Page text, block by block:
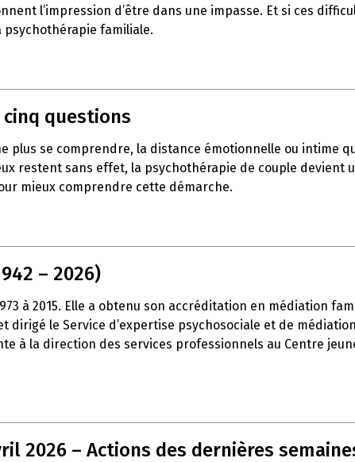
l’impression d’être dans une impasse. Et si ces
psychothérapie familiale.
questions
plus se comprendre, la distance émotionnelle ou intime
restent sans effet, la psychothérapie de couple devient
mieux comprendre cette démarche.
– 2026)
à 2015. Elle a obtenu son accréditation en médiation
dirigé le Service d’expertise psychosociale et de
à la direction des services professionnels au Centre
2026 – Actions des dernières